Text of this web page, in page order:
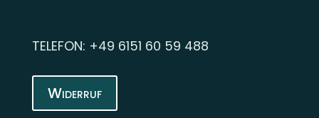
TELEFON: +49 6151 60 59 488
Widerruf